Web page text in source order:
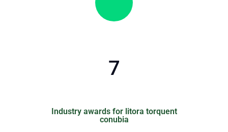
7
Industry awards for litora torquent
conubia